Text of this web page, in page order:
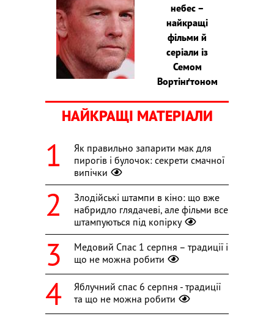
небес –
найкращі
фільми й
серіали із
Семом
Вортінґтоном
НАЙКРАЩІ МАТЕРІАЛИ
Як правильно запарити мак для
пирогів і булочок: секрети смачної
випічки
Злодійські штампи в кіно: що вже
набридло глядачеві, але фільми все
штампуються під копірку
Медовий Спас 1 серпня – традиції і
що не можна робити
Яблучний спас 6 серпня - традиції
та що не можна робити